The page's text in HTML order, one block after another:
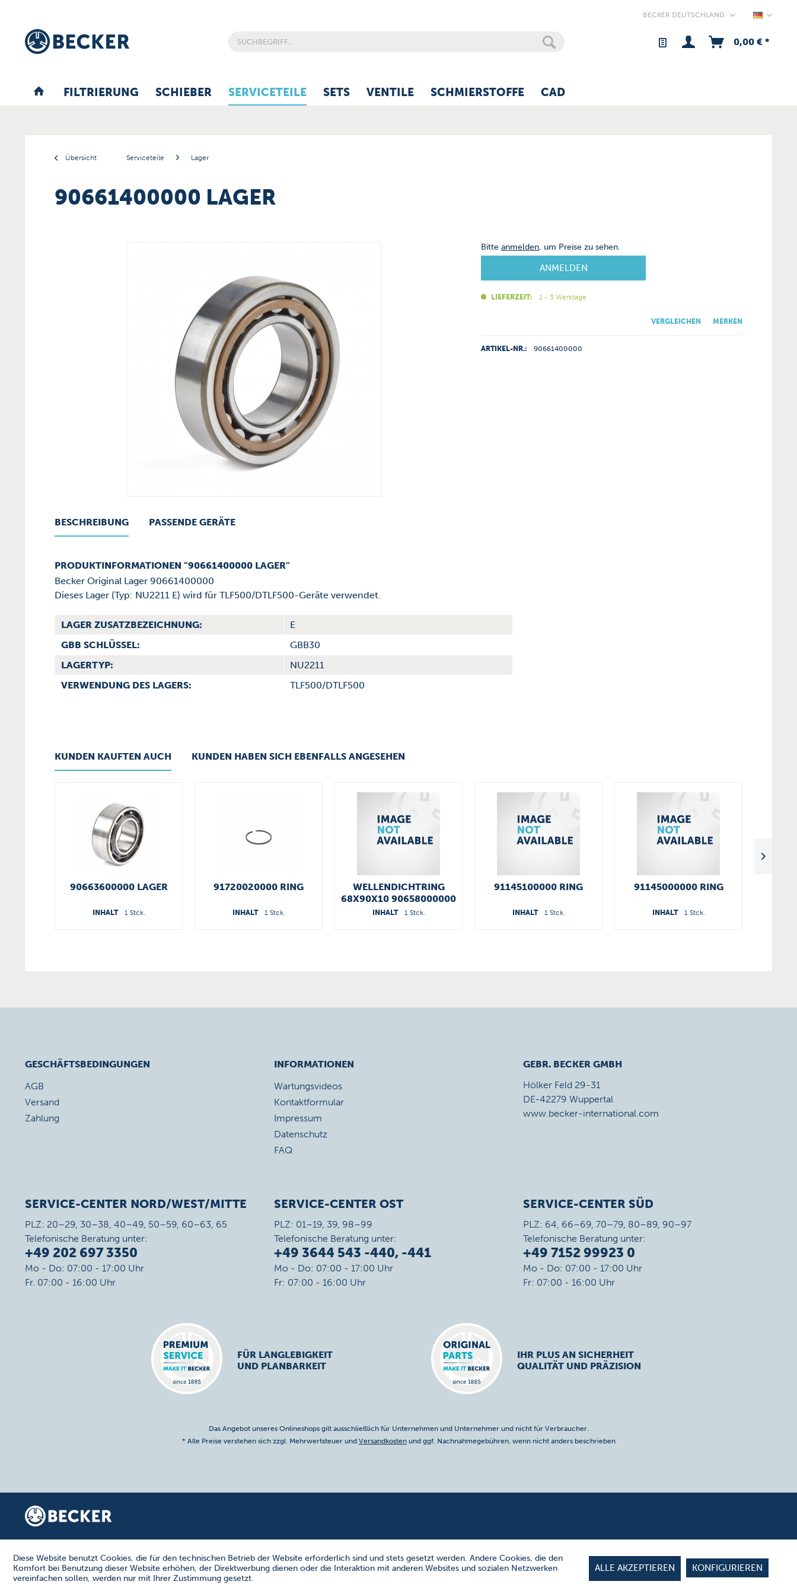
0,00 € *
FILTRIERUNG SCHIEBER SERVICETEILE SETS VENTILE SCHMIERSTOFFE CAD
Übersicht Serviceteile Lager
90661400000 LAGER
Bitteanmelden, um Preise zu sehen.
ANMELDEN
LIEFERZEIT: 1 - 3 Werktage
VERGLEICHEN MERKEN
ARTIKEL-NR.: 90661400000
BESCHREIBUNG PASSENDE GERÄTE
PRODUKTINFORMATIONEN "90661400000 LAGER"
Becker Original Lager 90661400000
Dieses Lager (Typ: NU2211 E) wird für TLF500/DTLF500-Geräte verwendet.
LAGER ZUSATZBEZEICHNUNG:
E
GBB SCHLÜSSEL:
GBB30
LAGERTYP:
NU2211
VERWENDUNG DES LAGERS:
TLF500/DTLF500
KUNDEN KAUFTEN AUCH KUNDEN HABEN SICH EBENFALLS ANGESEHEN
90663600000 LAGER
INHALT 1 Stck.
91720020000 RING
INHALT 1 Stck.
WELLENDICHTRING
68X90X10 90658000000
INHALT 1 Stck.
91145100000 RING
INHALT 1 Stck.
91145000000 RING
INHALT 1 Stck.
GESCHÄFTSBEDINGUNGEN
AGB
Versand
Zahlung
INFORMATIONEN
Wartungsvideos
Kontaktformular
Impressum
Datenschutz
FAQ
GEBR. BECKER GMBH
Hölker Feld 29-31
DE-42279 Wuppertal
www.becker-international.com
SERVICE-CENTER NORD/WEST/MITTE
PLZ: 20–29, 30–38, 40–49, 50–59, 60–63, 65
Telefonische Beratung unter:
+49 202 697 3350
Mo - Do: 07:00 - 17:00 Uhr
Fr. 07:00 - 16:00 Uhr
SERVICE-CENTER OST
PLZ: 01–19, 39, 98–99
Telefonische Beratung unter:
+49 3644 543 -440, -441
Mo - Do: 07:00 - 17:00 Uhr
Fr: 07:00 - 16:00 Uhr
SERVICE-CENTER SÜD
PLZ: 64, 66–69, 70–79, 80–89, 90–97
Telefonische Beratung unter:
+49 7152 99923 0
Mo - Do: 07:00 - 17:00 Uhr
Fr: 07:00 - 16:00 Uhr
FÜR LANGLEBIGKEIT
UND PLANBARKEIT
IHR PLUS AN SICHERHEIT
QUALITÄT UND PRÄZISION
Das Angebot unseres Onlineshops gilt ausschließlich für Unternehmen und Unternehmer und nicht für Verbraucher.
* Alle Preise verstehen sich zzgl. Mehrwertsteuer und Versandkostenund ggf. Nachnahmegebühren, wenn nicht anders beschrieben
Diese Website benutzt Cookies, die für den technischen Betrieb der Website erforderlich sind und stets gesetzt werden. Andere Cookies, die den
Komfort bei Benutzung dieser Website erhöhen, der Direktwerbung dienen oder die Interaktion mit anderen Websites und sozialen Netzwerken
vereinfachen sollen, werden nur mit Ihrer Zustimmung gesetzt.
ALLE AKZEPTIEREN KONFIGURIEREN